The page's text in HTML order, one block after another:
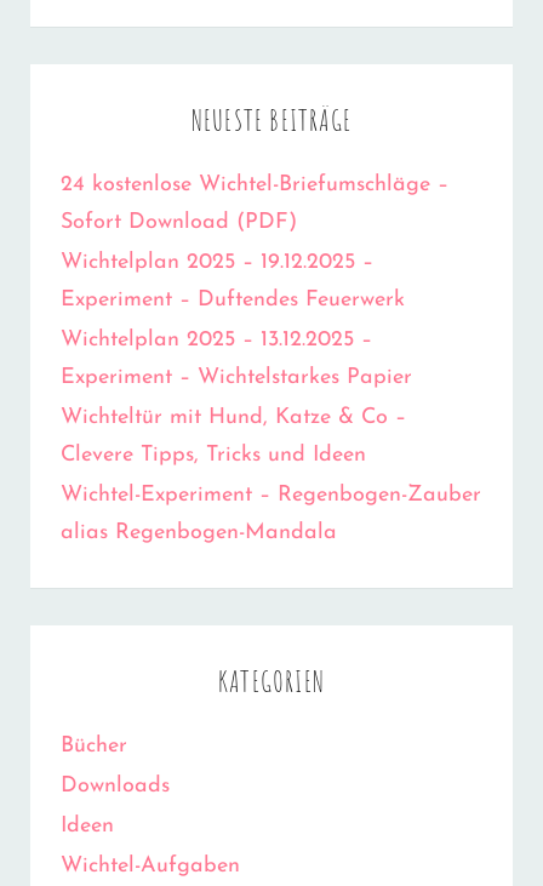
NEUESTE BEITRÄGE
24 kostenlose Wichtel-Briefumschläge –
Sofort Download (PDF)
Wichtelplan 2025 – 19.12.2025 –
Experiment – Duftendes Feuerwerk
Wichtelplan 2025 – 13.12.2025 –
Experiment – Wichtelstarkes Papier
Wichteltür mit Hund, Katze & Co –
Clevere Tipps, Tricks und Ideen
Wichtel-Experiment – Regenbogen-Zauber
alias Regenbogen-Mandala
KATEGORIEN
Bücher
Downloads
Ideen
Wichtel-Aufgaben